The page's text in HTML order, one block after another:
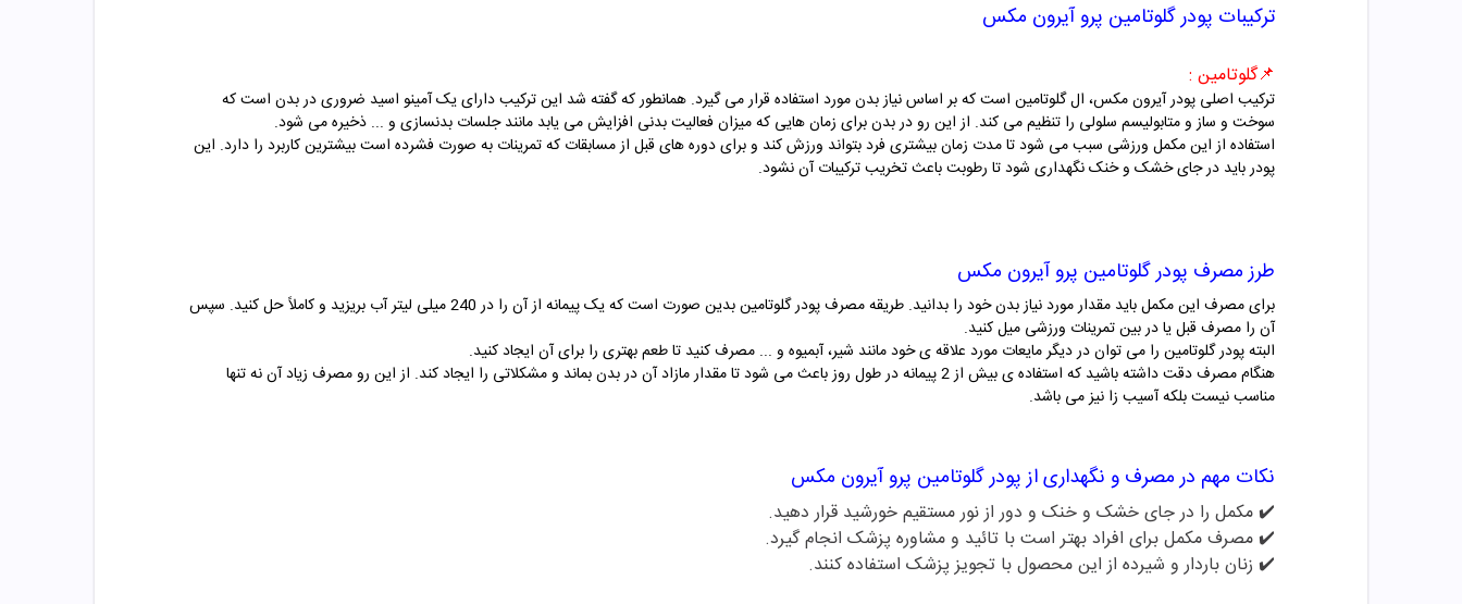
ترکیبات پودرگلوتامین پرو آیرون مکس
📌گلوتامین :
ترکیب اصلی پودر آیرون مکس، ال گلوتامین است که بر اساس نیاز بدن مورد استفاده قرار می گیرد. همانطور که گفته شد این ترکیب دارای یک آمینو اسید ضروری در بدن است که
سوخت و ساز و متابولیسم سلولی را تنظیم می کند. از این رو در بدن برای زمان هایی که میزان فعالیت بدنی افزایش می یابد مانند جلسات بدنسازی و ... ذخیره می شود.
استفاده از این مکمل ورزشی سبب می شود تا مدت زمان بیشتری فرد بتواند ورزش کند و برای دوره های قبل از مسابقات که تمرینات به صورت فشرده است بیشترین کاربرد را دارد. این
پودر باید در جای خشک و خنک نگهداری شود تا رطوبت باعث تخریب ترکیبات آن نشود.
طرز مصرف پودرگلوتامین پرو آیرون مکس
برای مصرف این مکمل باید مقدار مورد نیاز بدن خود را بدانید. طریقه مصرف پودر گلوتامین بدین صورت است که یک پیمانه از آن را در 240 میلی لیتر آب بریزید و کاملاً حل کنید. سپس
آن را مصرف قبل یا در بین تمرینات ورزشی میل کنید.
البته پودرگلوتامین را می توان در دیگر مایعات مورد علاقه ی خود مانند شیر، آبمیوه و ... مصرف کنید تا طعم بهتری را برای آن ایجاد کنید.
هنگام مصرف دقت داشته باشید که استفاده ی بیش از 2 پیمانه در طول روز باعث می شود تا مقدار مازاد آن در بدن بماند و مشکلاتی را ایجاد کند. از این رو مصرف زیاد آن نه تنها
مناسب نیست بلکه آسیب زا نیز می باشد.
نکات مهم در مصرف و نگهداری ازپودرگلوتامین پرو آیرون مکس
✔️ مکمل را در جای خشک و خنک و دور از نور مستقیم خورشید قرار دهید.
✔️مصرف مکمل برای افراد بهتر است با تائید و مشاوره پزشک انجام گیرد.
✔️ زنان باردار و شیرده از این محصول با تجویز پزشک استفاده کنند.